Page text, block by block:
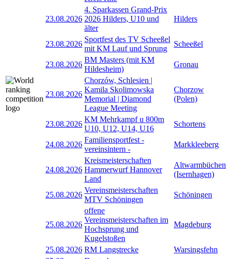
23.08.2026
4. Sparkassen Grand-Prix
2026 Hilders, U10 und
älter
Hilders
23.08.2026
Sportfest des TV Scheeßel
mit KM Lauf und Sprung
Scheeßel
23.08.2026
BM Masters (mit KM
Hildesheim)
Gronau
23.08.2026
Chorzów, Schlesien |
Kamila Skolimowska
Memorial | Diamond
League Meeting
Chorzow
(Polen)
23.08.2026
KM Mehrkampf u 800m
U10, U12, U14, U16
Schortens
24.08.2026
Familiensportfest -
vereinsintern -
Markkleeberg
24.08.2026
Kreismeisterschaften
Hammerwurf Hannover
Land
Altwarmbüchen
(Isernhagen)
25.08.2026
Vereinsmeisterschaften
MTV Schöningen
Schöningen
25.08.2026
offene
Vereinsmeisterschaften im
Hochsprung und
Kugelstoßen
Magdeburg
25.08.2026 RM Langstrecke
Warsingsfehn